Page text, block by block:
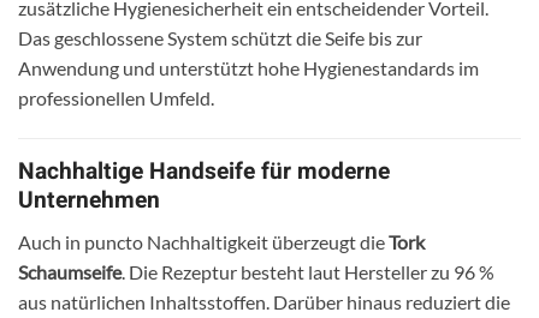
zusätzliche Hygienesicherheit ein entscheidender Vorteil.
Das geschlossene System schützt die Seife bis zur
Anwendung und unterstützt hohe Hygienestandards im
professionellen Umfeld.
Nachhaltige Handseife für moderne
Unternehmen
Auch in puncto Nachhaltigkeit überzeugt dieTork
Schaumseife. Die Rezeptur besteht laut Hersteller zu 96 %
aus natürlichen Inhaltsstoffen. Darüber hinaus reduziert die